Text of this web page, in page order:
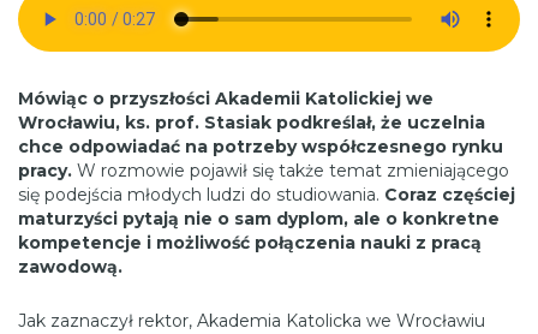
Mówiąc o przyszłości Akademii Katolickiej we
Wrocławiu, ks. prof. Stasiak podkreślał, że uczelnia
chce odpowiadać na potrzeby współczesnego rynku
pracy. W rozmowie pojawił się także temat zmieniającego
się podejścia młodych ludzi do studiowania. Coraz częściej
maturzyści pytają nie o sam dyplom, ale o konkretne
kompetencje i możliwość połączenia nauki z pracą
zawodową.
Jak zaznaczył rektor, Akademia Katolicka we Wrocławiu